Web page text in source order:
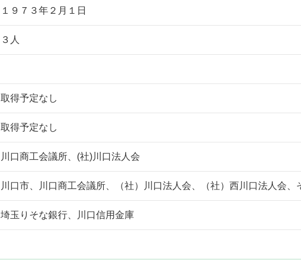
１９７３年２月１日
３人
取得予定なし
取得予定なし
川口商工会議所、(社)川口法人会
川口市、川口商工会議所、（社）川口法人会、（社）西川口法人会、
埼玉りそな銀行、川口信用金庫